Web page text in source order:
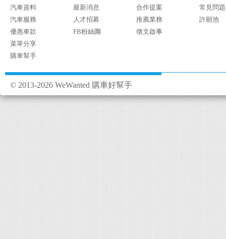
汽車資料
汽車服務
優惠車款
菜單分享
購車幫手
最新消息
人才招募
FB粉絲團
合作提案
推薦業務
徵文啟事
常見問題
許願池
© 2013-2026 WeWanted 購車好幫手